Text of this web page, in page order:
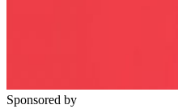
Sponsored by